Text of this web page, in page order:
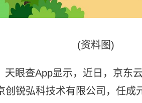
(资料图)
天眼查App显示，近日，京东
锐弘科技术有限公司，任成